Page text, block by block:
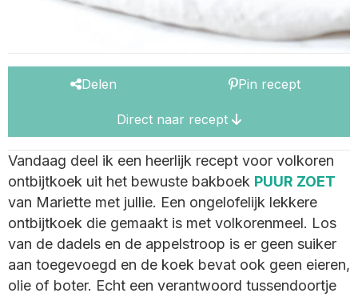
Delen Pin recept
Direct naar recept
Vandaag deel ik een heerlijk recept voor volkoren
ontbijtkoek uit het bewuste bakboek PUUR ZOET
van Mariette met jullie. Een ongelofelijk lekkere
ontbijtkoek die gemaakt is met volkorenmeel. Los
van de dadels en de appelstroop is er geen suiker
aan toegevoegd en de koek bevat ook geen eieren,
olie of boter. Echt een verantwoord tussendoortje